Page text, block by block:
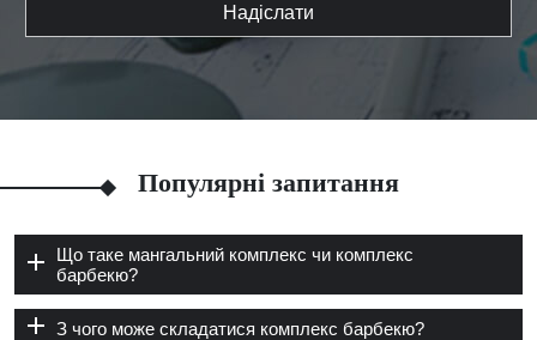
Надіслати
Популярні запитання
Що таке мангальний комплекс чи комплекс
барбекю?
З чого може складатися комплекс барбекю?